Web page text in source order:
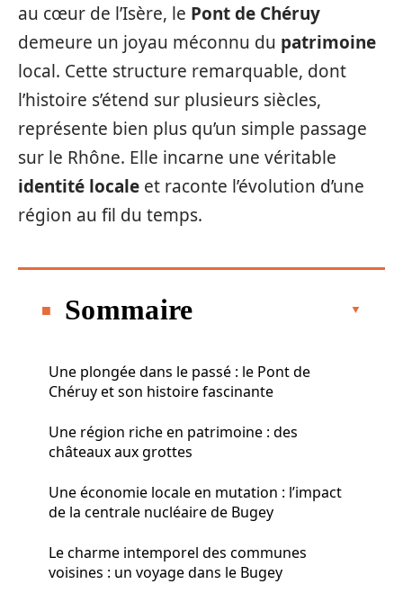
au cœur de l’Isère, le Pont de Chéruy
demeure un joyau méconnu du patrimoine
local. Cette structure remarquable, dont
l’histoire s’étend sur plusieurs siècles,
représente bien plus qu’un simple passage
sur le Rhône. Elle incarne une véritable
identité locale et raconte l’évolution d’une
région au fil du temps.
Sommaire
Une plongée dans le passé : le Pont de
Chéruy et son histoire fascinante
Une région riche en patrimoine : des
châteaux aux grottes
Une économie locale en mutation : l’impact
de la centrale nucléaire de Bugey
Le charme intemporel des communes
voisines : un voyage dans le Bugey